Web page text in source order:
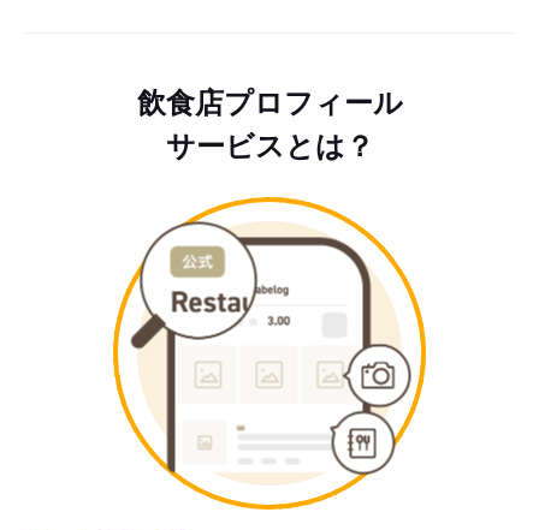
飲食店プロフィール
サービスとは？